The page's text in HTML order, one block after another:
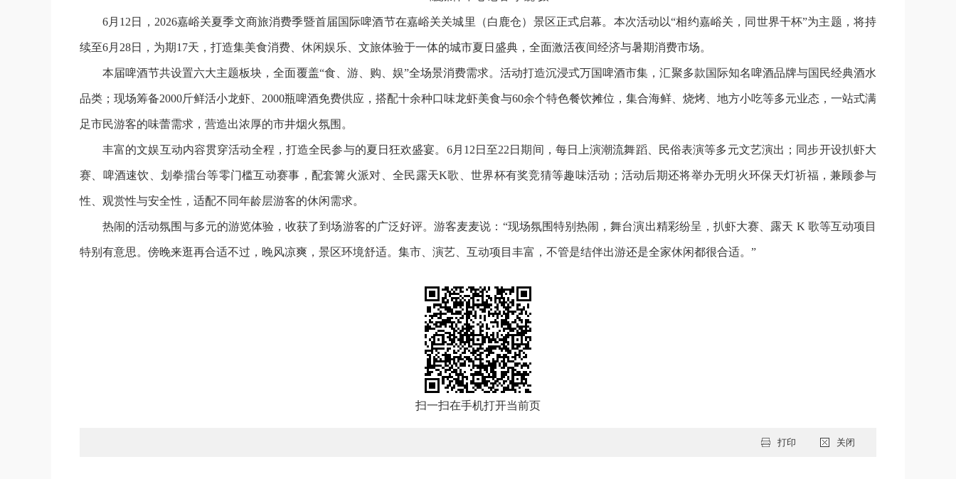
6月12日，2026嘉峪关夏季文商旅消费季暨首届国际啤酒节在嘉峪关关城里（白鹿仓）景区正式启幕。本次活动以“相约嘉峪关，同世界干杯”为主题，将持
续至6月28日，为期17天，打造集美食消费、休闲娱乐、文旅体验于一体的城市夏日盛典，全面激活夜间经济与暑期消费市场。
本届啤酒节共设置六大主题板块，全面覆盖“食、游、购、娱”全场景消费需求。活动打造沉浸式万国啤酒市集，汇聚多款国际知名啤酒品牌与国民经典酒水
品类；现场筹备2000斤鲜活小龙虾、2000瓶啤酒免费供应，搭配十余种口味龙虾美食与60余个特色餐饮摊位，集合海鲜、烧烤、地方小吃等多元业态，一站式满
足市民游客的味蕾需求，营造出浓厚的市井烟火氛围。
丰富的文娱互动内容贯穿活动全程，打造全民参与的夏日狂欢盛宴。6月12日至22日期间，每日上演潮流舞蹈、民俗表演等多元文艺演出；同步开设扒虾大
赛、啤酒速饮、划拳擂台等零门槛互动赛事，配套篝火派对、全民露天K歌、世界杯有奖竞猜等趣味活动；活动后期还将举办无明火环保天灯祈福，兼顾参与
性、观赏性与安全性，适配不同年龄层游客的休闲需求。
热闹的活动氛围与多元的游览体验，收获了到场游客的广泛好评。游客麦麦说：“现场氛围特别热闹，舞台演出精彩纷呈，扒虾大赛、露天 K 歌等互动项目
特别有意思。傍晚来逛再合适不过，晚风凉爽，景区环境舒适。集市、演艺、互动项目丰富，不管是结伴出游还是全家休闲都很合适。”
扫一扫在手机打开当前页
打印 关闭